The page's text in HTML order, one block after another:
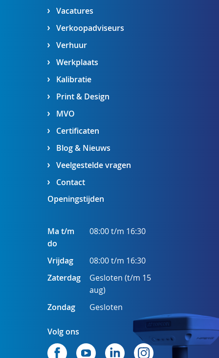
Vacatures
Verkoopadviseurs
Verhuur
Werkplaats
Kalibratie
Print & Design
MVO
Certificaten
Blog & Nieuws
Veelgestelde vragen
Contact
Openingstijden
Ma t/m
do
08:00 t/m 16:30
Vrijdag
08:00 t/m 16:30
Zaterdag
Gesloten (t/m 15
aug)
Zondag
Gesloten
Volg ons